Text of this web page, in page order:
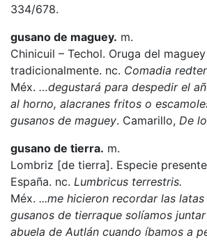
334/678.
gusano de maguey. m.
Chinicuil – Techol. Oruga del
tradicionalmente. nc. Comadia
Méx. …degustará para despedir el
al horno, alacranes fritos o
gusanos de maguey. Camarillo, De
gusano de tierra. m.
Lombriz [de tierra]. Especie
España. nc. Lumbricus terrestris.
Méx. ...me hicieron recordar las
gusanos de tierraque solíamos
abuela de Autlán cuando íbamos a